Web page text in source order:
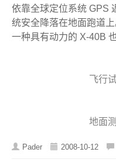
依靠全球定位系统 GPS
统安全降落在地面跑道
一种具有动力的 X-40B
飞行
地面
Pader 2008-10-12